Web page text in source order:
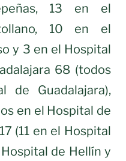
13 en el
10 en el
y 3 en el Hospital
68 (todos
de Guadalajara),
en el Hospital de
(11 en el Hospital
de Hellín y